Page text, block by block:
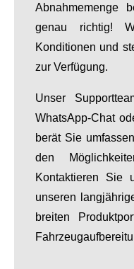
Abnahmemenge
genau richtig!
Konditionen und
zur Verfügung.
Unser
WhatsApp-Chat
berät Sie
den
Kontaktieren Sie
unseren
breiten